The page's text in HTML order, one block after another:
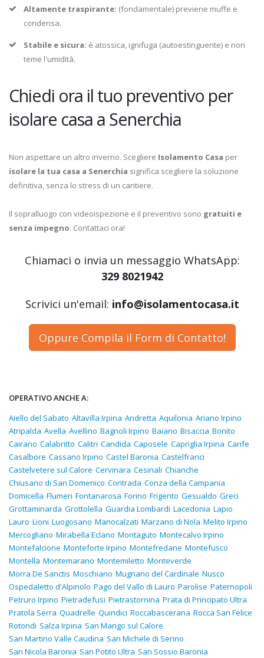
Altamente traspirante: (fondamentale) previene muffe e
condensa.
Stabile e sicura: è atossica, ignifuga (autoestinguente) e non
teme l'umidità.
Chiedi ora il tuo preventivo per
isolare casa a Senerchia
Non aspettare un altro inverno. Scegliere Isolamento Casa per
isolare la tua casa a Senerchia significa scegliere la soluzione
definitiva, senza lo stress di un cantiere.
Il sopralluogo con videoispezione e il preventivo sono gratuiti e
senza impegno. Contattaci ora!
Chiamaci o invia un messaggio WhatsApp:
329 8021942
Scrivici un'email: info@isolamentocasa.it
Oppure Compila il Form di Contatto!
OPERATIVO ANCHE A:
Aiello del Sabato Altavilla Irpina Andretta Aquilonia Ariano Irpino
Atripalda Avella Avellino Bagnoli Irpino Baiano Bisaccia Bonito
Cairano Calabritto Calitri Candida Caposele Capriglia Irpina Carife
Casalbore Cassano Irpino Castel Baronia Castelfranci
Castelvetere sul Calore Cervinara Cesinali Chianche
Chiusano di San Domenico Contrada Conza della Campania
Domicella Flumeri Fontanarosa Forino Frigento Gesualdo Greci
Grottaminarda Grottolella Guardia Lombardi Lacedonia Lapio
Lauro Lioni Luogosano Manocalzati Marzano di Nola Melito Irpino
Mercogliano Mirabella Eclano Montaguto Montecalvo Irpino
Montefalcione Monteforte Irpino Montefredane Montefusco
Montella Montemarano Montemiletto Monteverde
Morra De Sanctis Moschiano Mugnano del Cardinale Nusco
Ospedaletto d'Alpinolo Pago del Vallo di Lauro Parolise Paternopoli
Petruro Irpino Pietradefusi Pietrastornina Prata di Principato Ultra
Pratola Serra Quadrelle Quindici Roccabascerana Rocca San Felice
Rotondi Salza Irpina San Mango sul Calore
San Martino Valle Caudina San Michele di Serino
San Nicola Baronia San Potito Ultra San Sossio Baronia